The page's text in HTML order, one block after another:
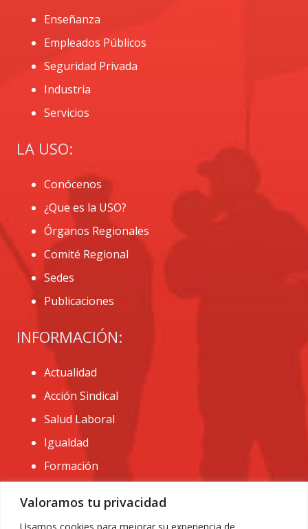
Valoramos tu privacidad
Usamos cookies para mejorar su experiencia de
Enseñanza
Empleados Públicos
Seguridad Privada
Industria
Servicios
LA USO:
Conócenos
¿Que es la USO?
Órganos Regionales
Comité Regional
Sedes
Publicaciones
INFORMACIÓN:
Actualidad
Acción Sindical
Salud Laboral
Igualdad
Formación
CONTACTO:
administracion@usomurcia.org